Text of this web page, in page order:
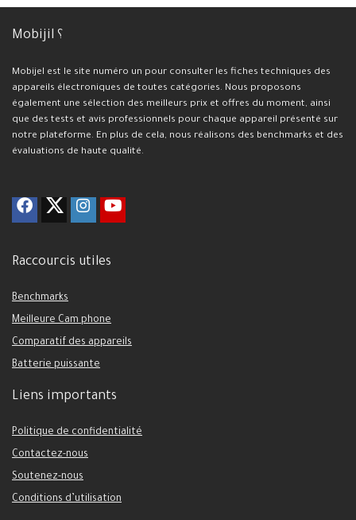
Mobijil ؟
Mobijel est le site numéro un pour consulter les fiches techniques des
appareils électroniques de toutes catégories. Nous proposons
également une sélection des meilleurs prix et offres du moment, ainsi
que des tests et avis professionnels pour chaque appareil présenté sur
notre plateforme. En plus de cela, nous réalisons des benchmarks et des
évaluations de haute qualité.
Raccourcis utiles
Benchmarks
Meilleure Cam phone
Comparatif des appareils
Batterie puissante
Liens importants
Politique de confidentialité
Contactez-nous
Soutenez-nous
Conditions d’utilisation